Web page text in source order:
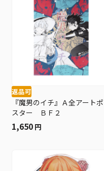
返品可
『魔男のイチ』Ａ全アートポ
スター ＢＦ２
1,650 円